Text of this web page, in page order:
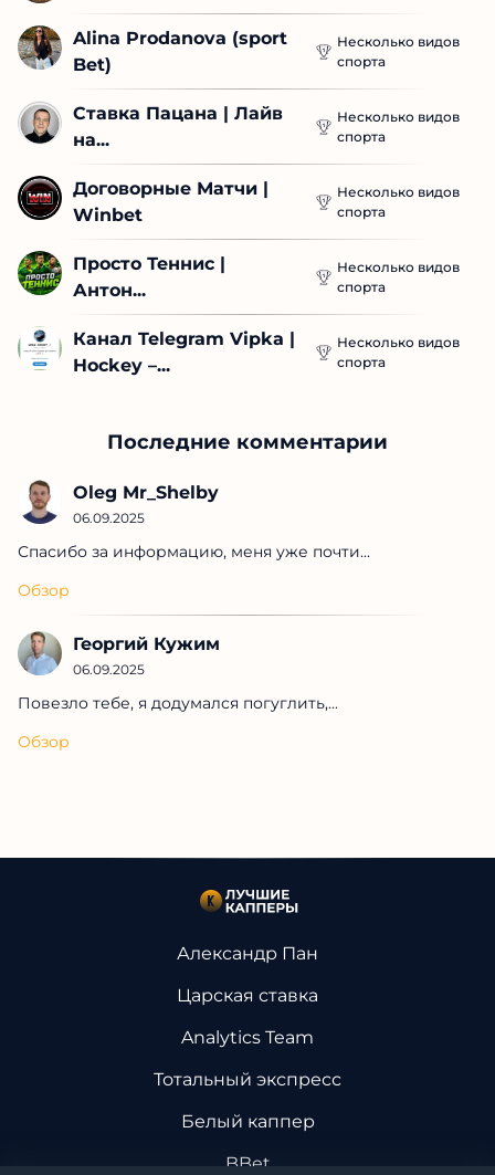
Alina Prodanova (sport
Bet)
Несколько видов
спорта
Ставка Пацана | Лайв
на...
Несколько видов
спорта
Договорные Матчи |
Winbet
Несколько видов
спорта
Просто Теннис |
Антон...
Несколько видов
спорта
Канал Telegram Vipka |
Hockey –...
Несколько видов
спорта
Последние комментарии
Oleg Mr_Shelby
06.09.2025
Спасибо за информацию, меня уже почти...
Обзор
Георгий Кужим
06.09.2025
Повезло тебе, я додумался погуглить,...
Обзор
Александр Пан
Царская ставка
Analytics Team
Тотальный экспресс
Белый каппер
BBet